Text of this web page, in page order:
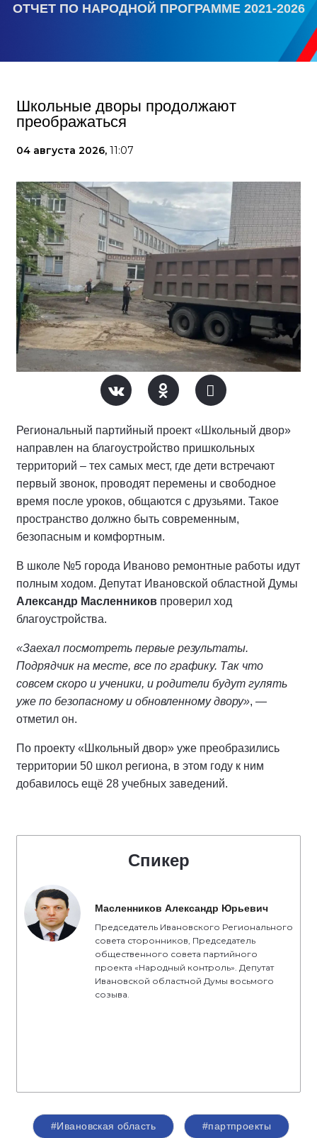
ОТЧЕТ ПО НАРОДНОЙ ПРОГРАММЕ 2021-2026
Школьные дворы продолжают
преображаться
04 августа 2026, 11:07
Региональный партийный проект «Школьный двор»
направлен на благоустройство пришкольных
территорий – тех самых мест, где дети встречают
первый звонок, проводят перемены и свободное
время после уроков, общаются с друзьями. Такое
пространство должно быть современным,
безопасным и комфортным.
В школе №5 города Иваново ремонтные работы идут
полным ходом. Депутат Ивановской областной Думы
Александр Масленников проверил ход
благоустройства.
«Заехал посмотреть первые результаты.
Подрядчик на месте, все по графику. Так что
совсем скоро и ученики, и родители будут гулять
уже по безопасному и обновленному двору», —
отметил он.
По проекту «Школьный двор» уже преобразились
территории 50 школ региона, в этом году к ним
добавилось ещё 28 учебных заведений.
Спикер
Масленников Александр Юрьевич
Председатель Ивановского Регионального
совета сторонников, Председатель
общественного совета партийного
проекта «Народный контроль». Депутат
Ивановской областной Думы восьмого
созыва.
#Ивановская область #партпроекты